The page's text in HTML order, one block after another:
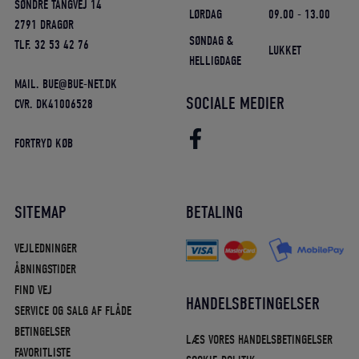
SØNDRE TANGVEJ 14
2791 DRAGØR
TLF. 32 53 42 76
MAIL. BUE@BUE-NET.DK
CVR. DK41006528
FORTRYD KØB
LØRDAG
09.00 - 13.00
SØNDAG &
HELLIGDAGE
LUKKET
SOCIALE MEDIER
SITEMAP
VEJLEDNINGER
ÅBNINGSTIDER
FIND VEJ
SERVICE OG SALG AF FLÅDE
BETINGELSER
FAVORITLISTE
BETALING
HANDELSBETINGELSER
LÆS VORES HANDELSBETINGELSER